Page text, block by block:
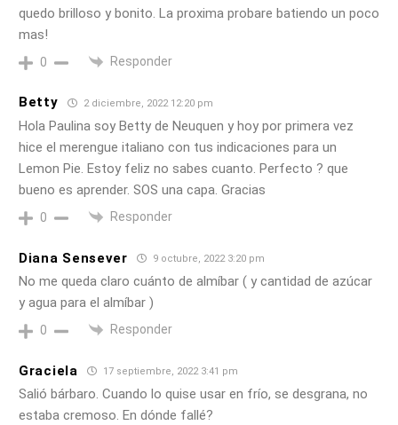
quedo brilloso y bonito. La proxima probare batiendo un poco
mas!
0 Responder
Betty 2 diciembre, 2022 12:20 pm
Hola Paulina soy Betty de Neuquen y hoy por primera vez
hice el merengue italiano con tus indicaciones para un
Lemon Pie. Estoy feliz no sabes cuanto. Perfecto ? que
bueno es aprender. SOS una capa. Gracias
0 Responder
Diana Sensever 9 octubre, 2022 3:20 pm
No me queda claro cuánto de almíbar ( y cantidad de azúcar
y agua para el almíbar )
0 Responder
Graciela 17 septiembre, 2022 3:41 pm
Salió bárbaro. Cuando lo quise usar en frío, se desgrana, no
estaba cremoso. En dónde fallé?